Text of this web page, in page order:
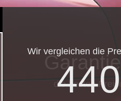
Wir vergleichen die
440
die besten Preise